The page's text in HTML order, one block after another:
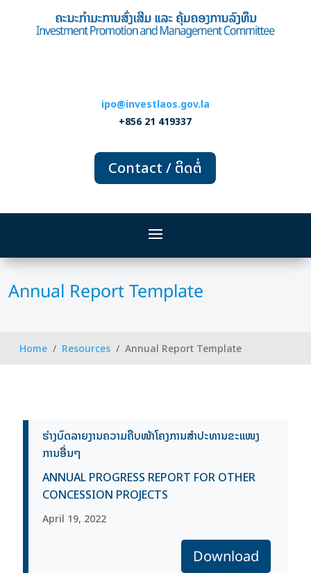
ipo@investlaos.gov.la
+856 21 419337
Contact / ຕິດຕໍ່
Annual Report Template
Home Resources Annual Report Template
ຮ່າງບົດລາຍງານຄວາມຄືບໜ້າໂຄງການສຳປະທານຂະແໜງ
ການອື່ນໆ
ANNUAL PROGRESS REPORT FOR OTHER
CONCESSION PROJECTS
April 19, 2022
Download